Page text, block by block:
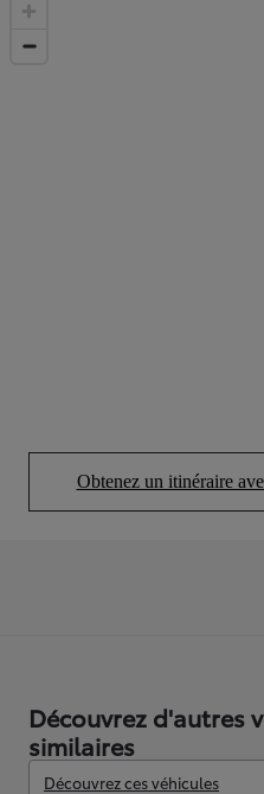
Obtenez un itinéraire
Découvrez d'autres
similaires
Découvrez ces véhicules